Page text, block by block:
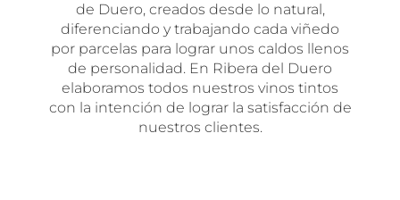
de Duero, creados desde lo natural,
diferenciando y trabajando cada viñedo
por parcelas para lograr unos caldos llenos
de personalidad. En Ribera del Duero
elaboramos todos nuestros vinos tintos
con la intención de lograr la satisfacción de
nuestros clientes.